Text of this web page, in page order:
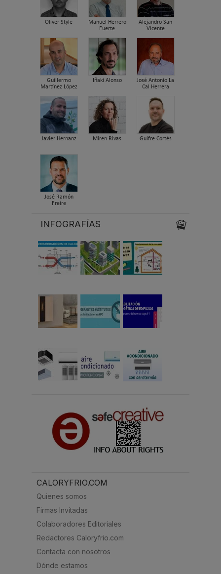
Oliver Style
Manuel Herrero
Fuerte
Alejandro San
Vicente
Guillermo
Martínez López
Iñaki Alonso
José Antonio La
Cal Herrera
Javier Hernanz Miren Rivas Guifre Cortés
José Ramón
Freire
INFOGRAFÍAS
CALORYFRIO.COM
Quienes somos
Firmas Invitadas
Colaboradores Editoriales
Redactores Caloryfrio.com
Contacta con nosotros
Dónde estamos